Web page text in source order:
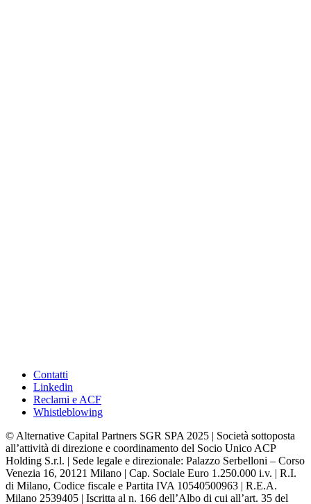
Contatti
Linkedin
Reclami e ACF
Whistleblowing
© Alternative Capital Partners SGR SPA 2025 | Società sottoposta
all’attività di direzione e coordinamento del Socio Unico ACP
Holding S.r.l. | Sede legale e direzionale: Palazzo Serbelloni – Corso
Venezia 16, 20121 Milano | Cap. Sociale Euro 1.250.000 i.v. | R.I.
di Milano, Codice fiscale e Partita IVA 10540500963 | R.E.A.
Milano 2539405 | Iscritta al n. 166 dell’Albo di cui all’art. 35 del